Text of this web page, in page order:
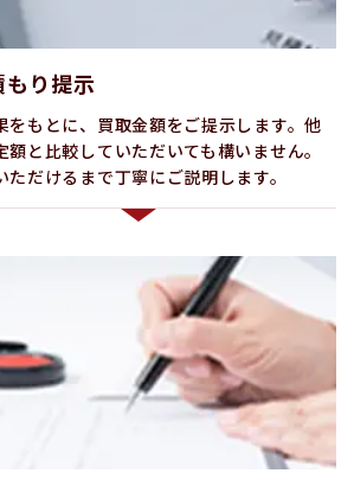
もり提示
をもとに、買取金額をご提示します。他
額と比較していただいても構いません。
ただけるまで丁寧にご説明します。